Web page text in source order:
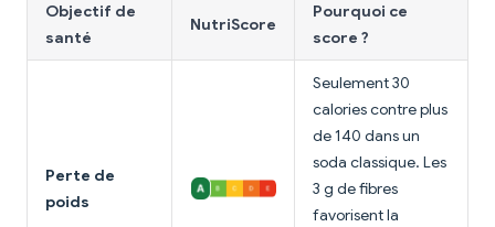
Objectif de
santé
NutriScore
Pourquoi ce
score ?
Perte de
poids
Seulement 30
calories contre plus
de 140 dans un
soda classique. Les
3 g de fibres
favorisent la